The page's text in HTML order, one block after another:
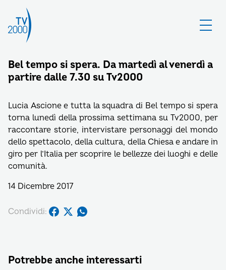
Bel tempo si spera. Da martedì al venerdì a
partire dalle 7.30 su Tv2000
Lucia Ascione e tutta la squadra di Bel tempo si spera
torna lunedì della prossima settimana su Tv2000, per
raccontare storie, intervistare personaggi del mondo
dello spettacolo, della cultura, della Chiesa e andare in
giro per l’Italia per scoprire le bellezze dei luoghi e delle
comunità.
14 Dicembre 2017
Condividi:
Potrebbe anche interessarti